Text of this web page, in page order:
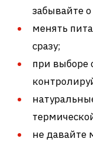
забывайте
менять
сразу;
при выборе
не давайте